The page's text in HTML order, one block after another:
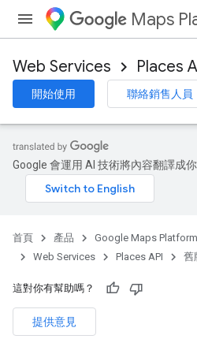
Maps
Web Services Places
開始使用 聯絡銷售人員
Google 會運用 AI 技術將內容翻譯成
首頁 產品 Google Maps Platform
Web Services
Places API 舊
這對你有幫助嗎？
提供意見